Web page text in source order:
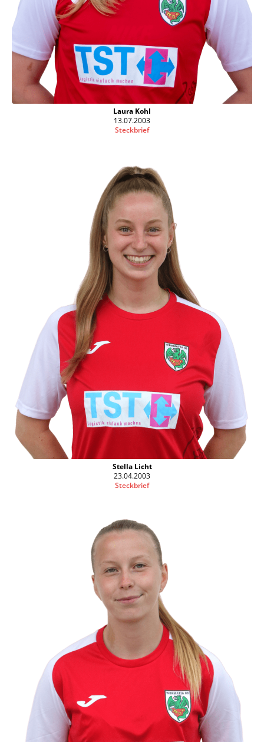
Laura Kohl
13.07.2003
Steckbrief
Stella Licht
23.04.2003
Steckbrief